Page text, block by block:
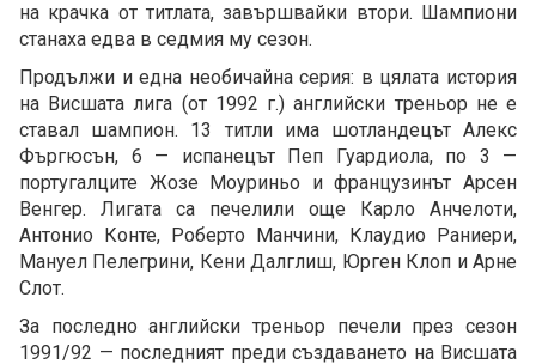
на крачка от титлата, завършвайки втори. Шампиони
станаха едва в седмия му сезон.
Продължи и една необичайна серия: в цялата история
на Висшата лига (от 1992 г.) английски треньор не е
ставал шампион. 13 титли има шотландецът Алекс
Фъргюсън, 6 — испанецът Пеп Гуардиола, по 3 —
португалците Жозе Моуриньо и французинът Арсен
Венгер. Лигата са печелили още Карло Анчелоти,
Антонио Конте, Роберто Манчини, Клаудио Раниери,
Мануел Пелегрини, Кени Далглиш, Юрген Клоп и Арне
Слот.
За последно английски треньор печели през сезон
1991/92 — последният преди създаването на Висшата